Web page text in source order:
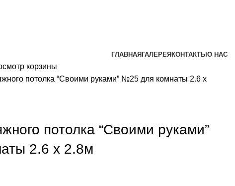
ГЛАВНАЯ ГАЛЕРЕЯ КОНТАКТЫ О НАС
корзины
потолка “Своими руками” №25 для комнаты 2.6 х
потолка “Своими руками”
2.6 х 2.8м